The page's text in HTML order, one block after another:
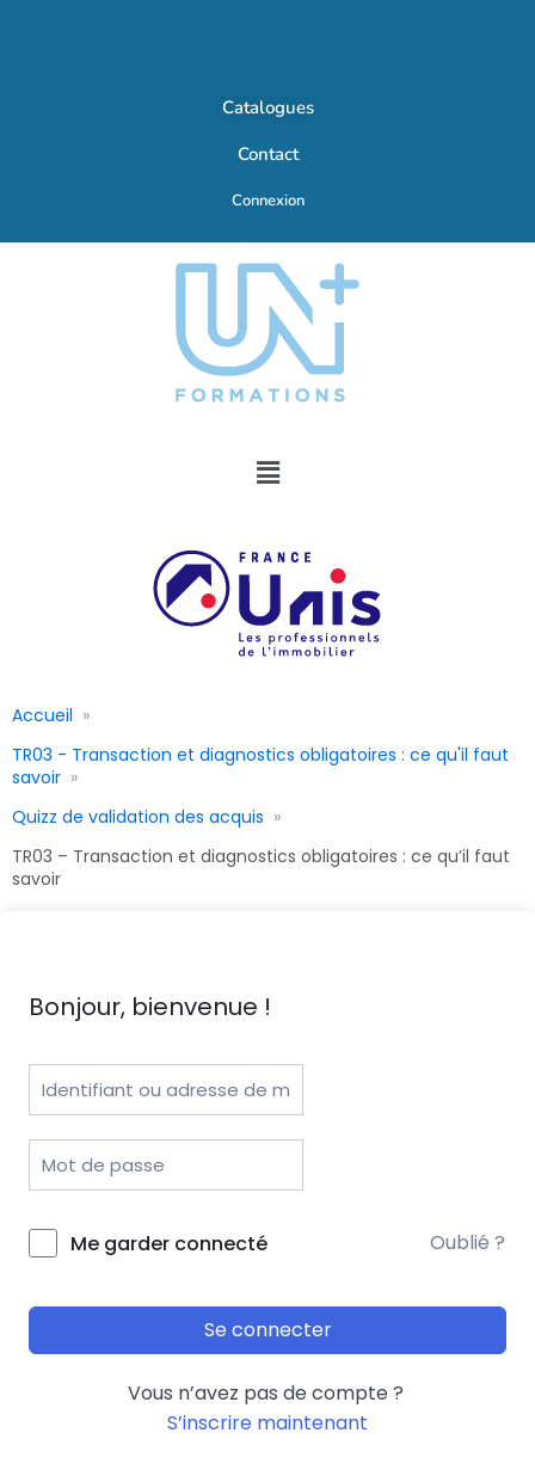
Catalogues
Contact
Connexion
Accueil
TR03 - Transaction et diagnostics obligatoires : ce qu'il faut
savoir
Quizz de validation des acquis
TR03 – Transaction et diagnostics obligatoires : ce qu’il faut
savoir
Bonjour, bienvenue !
Me garder connecté Oublié ?
Se connecter
Vous n’avez pas de compte ?
S’inscrire maintenant